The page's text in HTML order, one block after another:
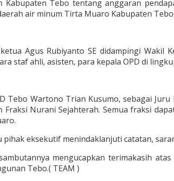
Tebo tentang anggaran
air minum Tirta Muaro Kabupaten Tebo,
Agus Rubiyanto SE didampingi
staf ahli, asisten, para kepala OPD di
Tebo Wartono Trian Kusumo, sebagai
Nurani Sejahterah. Semua fraksi
eksekutif menindaklanjuti catatan,
mengucapkan terimakasih
Tebo.( TEAM )